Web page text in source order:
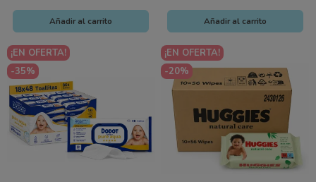
Añadir al carrito Añadir al carrito
¡EN OFERTA!
-35%
¡EN OFERTA!
-20%